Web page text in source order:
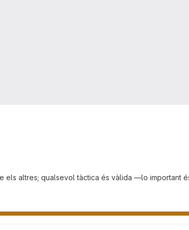
altres; qualsevol tàctica és vàlida —lo important